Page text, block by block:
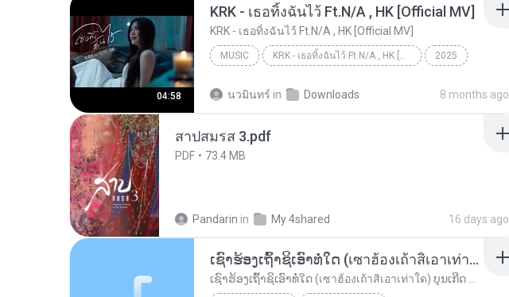
04:58
KRK - เธอทิ้งฉันไว้ Ft.N/A , HK [Official MV]
KRK - เธอทิ้งฉันไว้ Ft.N/A , HK [Official MV]
MUSIC KRK - เธอทิ้งฉันไว้ Ft.N/A , HK [Official MV] 2025
นวมินทร์ in Downloads 8 months ago
สาปสมรส 3.pdf
PDF 73.4 MB
Pandarin in My 4shared 16 days ago
ເຊົາຮ້ອງເຖົ້າຊິເອົາທໍ່ໃດ (เซาฮ้องเถ้าสิเอาเท่าใด) ບຸນເກີດ ຫນູຫ່ວງ ft. ໂສພາ ຈຸນທະລາ